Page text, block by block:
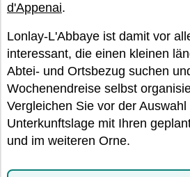
d'Appenai.
Lonlay-L'Abbaye ist damit vor
interessant, die einen kleinen
Abtei- und Ortsbezug suchen
Wochenendreise selbst
Vergleichen Sie vor der
Unterkunftslage mit Ihren
und im weiteren Orne.